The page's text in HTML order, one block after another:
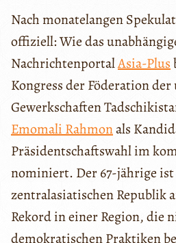
Nach monatelangen
offiziell: Wie das
NachrichtenportalAsia-Plus
Kongress der Föderation
Gewerkschaften
Emomali Rahmonals
Präsidentschaftswahl im
nominiert. Der 67-jährige ist
zentralasiatischen Republik
Rekord in einer Region, die
demokratischen Praktiken